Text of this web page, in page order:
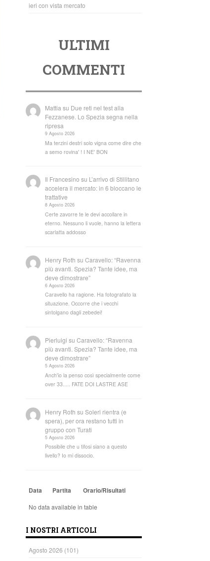
ieri con vista mercato
ULTIMI
COMMENTI
Mattia su Due reti nel test alla
Fezzanese. Lo Spezia segna nella
ripresa
9 Agosto 2026
Ma terzini destri solo vigna come dire che
a semo rovina' ! I NE' BON
Il Francesino su L’arrivo di Stillitano
accelera il mercato: in 6 bloccano le
trattative
8 Agosto 2026
Certe zavorre te le devi accollare in
eterno. Nessuno li vuole, hanno la lettera
scarlatta addosso
Henry Roth suCaravello: “Ravenna
più avanti. Spezia? Tante idee, ma
deve dimostrare”
6 Agosto 2026
Caravello ha ragione. Ha fotografato la
situazione. Occorre che i vecchi
sintolgano dagli zebedei!
Pierluigi suCaravello: “Ravenna
più avanti. Spezia? Tante idee, ma
deve dimostrare”
5 Agosto 2026
Anch'io la penso così specialmente come
over 33..... FATE DOI LASTRE ASE
Henry Roth suSoleri rientra (e
spera), per ora restano tutti in
gruppo con Turati
5 Agosto 2026
Possibile che u tifosi siano a questo
livello? Io mi dissocio.
Data Partita Orario/Risultati
No data available in table
I NOSTRI ARTICOLI
Agosto 2026 (101)